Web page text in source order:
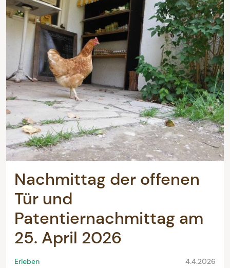
Nachmittag der offenen
Tür und
Patentiernachmittag am
25. April 2026
Erleben 4.4.2026